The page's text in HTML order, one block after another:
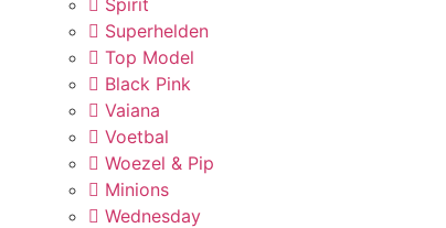
Spirit
Superhelden
Top Model
Black Pink
Vaiana
Voetbal
Woezel & Pip
Minions
Wednesday